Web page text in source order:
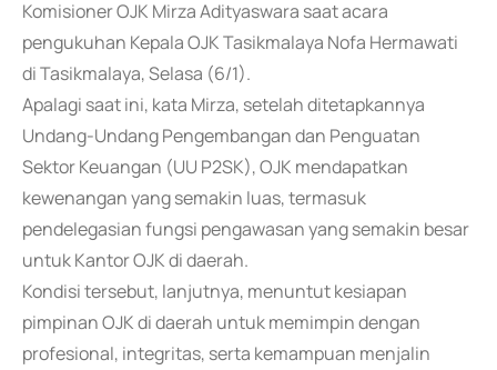
Komisioner OJK Mirza Adityaswara saat acara
pengukuhan Kepala OJK Tasikmalaya Nofa Hermawati
di Tasikmalaya, Selasa (6/1).
Apalagi saat ini, kata Mirza, setelah ditetapkannya
Undang-Undang Pengembangan dan Penguatan
Sektor Keuangan (UU P2SK), OJK mendapatkan
kewenangan yang semakin luas, termasuk
pendelegasian fungsi pengawasan yang semakin besar
untuk Kantor OJK di daerah.
Kondisi tersebut, lanjutnya, menuntut kesiapan
pimpinan OJK di daerah untuk memimpin dengan
profesional, integritas, serta kemampuan menjalin